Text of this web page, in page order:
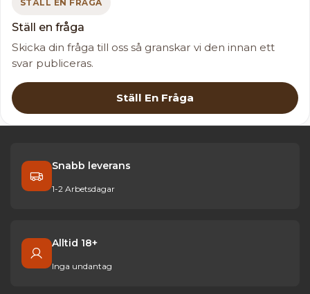
STÄLL EN FRÅGA
Ställ en fråga
Skicka din fråga till oss så granskar vi den innan ett
svar publiceras.
Ställ En Fråga
Snabb leverans
1-2 Arbetsdagar
Alltid 18+
Inga undantag